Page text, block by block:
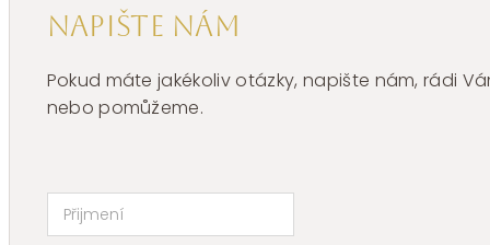
Napište nám
Pokud máte jakékoliv otázky, napište nám, rádi
nebo pomůžeme.